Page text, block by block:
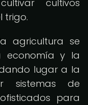
cultivos
trigo.
agricultura se
economía y la
lugar a la
sistemas de
para